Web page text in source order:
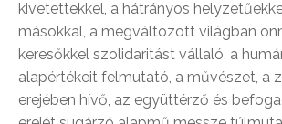
kivetettekkel, a hátrányos
másokkal, a megváltozott világban
keresőkkel szolidaritást vállaló, a
alapértékeit felmutató, a művészet, a
erejében hívő, az együttérző és